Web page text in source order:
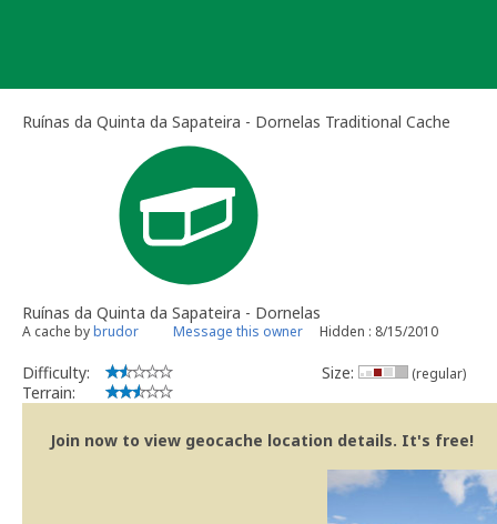
Ruínas da Quinta da Sapateira - Dornelas Traditional Cache
Ruínas da Quinta da Sapateira - Dornelas
A cache bybrudor Message this owner Hidden : 8/15/2010
Difficulty:
Terrain:
Size: (regular)
Join now to view geocache location details. It's free!